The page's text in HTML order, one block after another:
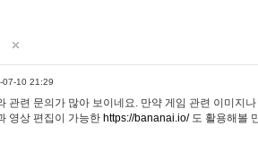
07-10 21:29
관련 문의가 많아 보이네요. 만약 게임 관련 이미지
영상 편집이 가능한 https://bananai.io/도 활용해볼